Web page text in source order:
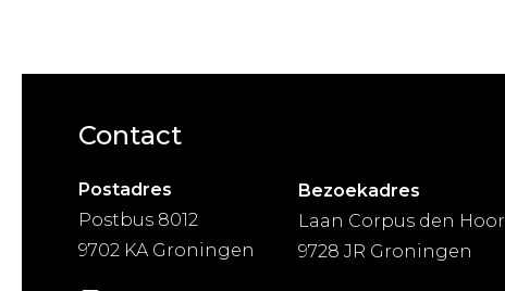
Contact
Postadres
Postbus 8012
9702 KA Groningen
Bezoekadres
Laan Corpus den
9728 JR Groningen